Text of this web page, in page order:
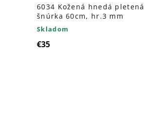
6034 Kožená hnedá pletená
šnúrka 60cm, hr.3 mm
Skladom
€35